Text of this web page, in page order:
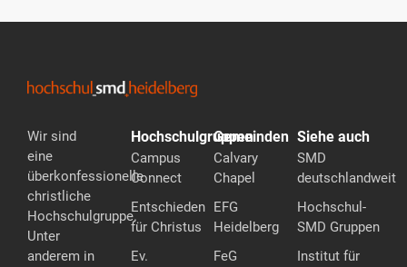
Wir sind
eine
überkonfessionelle
christliche
Hochschulgruppe.
Unter
anderem in
Hochschulgruppen
Campus
Connect
Entschieden
für Christus
Ev.
Gemeinden
Calvary
Chapel
EFG
Heidelberg
FeG
Siehe auch
SMD
deutschlandweit
Hochschul-
SMD Gruppen
Institut für